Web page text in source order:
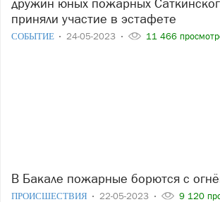
дружин юных пожарных
приняли участие в эстафете
СОБЫТИЕ 24-05-2023 11 466
В Бакале пожарные борются с
ПРОИСШЕСТВИЯ 22-05-2023 9 120